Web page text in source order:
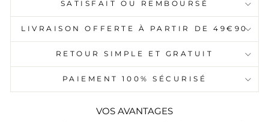
SATISFAIT OU REMBOURSÉ
LIVRAISON OFFERTE À PARTIR DE 49€90
RETOUR SIMPLE ET GRATUIT
PAIEMENT 100% SÉCURISÉ
VOS AVANTAGES